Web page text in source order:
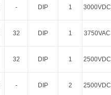
- DIP 1 3000VDC
32 DIP 1 3750VAC
32 DIP 1 2500VDC
- DIP 2 2500VDC